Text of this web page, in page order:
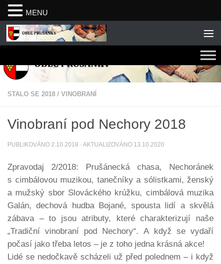
Skip to content
STALO SE 2018 / VINOBRANÍ
Vinobraní pod Nechory 2018
PUBLIKOVÁNO 2.10.2018 · AKTUALIZOVÁNO 13.10.2020
Zpravodaj 2/2018: Prušánecká chasa, Nechoránek
s cimbálovou muzikou, tanečníky a sólistkami, ženský
a mužský sbor Slováckého krúžku, cimbálová muzika
Galán, dechová hudba Bojané, spousta lidí a skvělá
zábava – to jsou atributy, které charakterizují naše
„Tradiční vinobraní pod Nechory“. A když se vydaří
počasí jako třeba letos – je z toho jedna krásná akce!
Lidé se nedočkavě scházeli už před polednem – i když
MENU